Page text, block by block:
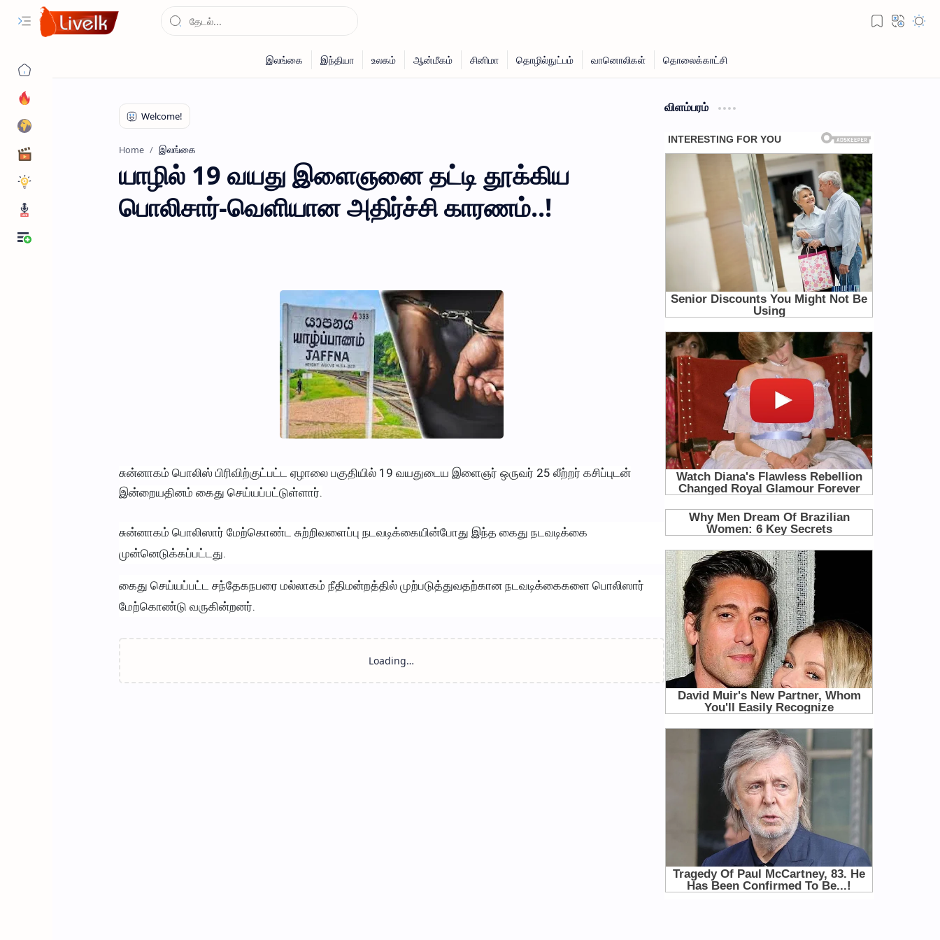
Home இலங்கை
யாழில் 19 வயது இளைஞனை தட்டி தூக்கிய
பொலிசார்-வெளியான அதிர்ச்சி காரணம்..!
சுன்னாகம் பொலிஸ் பிரிவிற்குட்பட்ட ஏழாலை பகுதியில் 19 வயதுடைய இளைஞர் ஒருவர் 25 லீற்றர் கசிப்புடன்
இன்றையதினம் கைது செய்யப்பட்டுள்ளார்.
சுன்னாகம் பொலிஸார் மேற்கொண்ட சுற்றிவளைப்பு நடவடிக்கையின்போது இந்த கைது நடவடிக்கை
முன்னெடுக்கப்பட்டது.
கைது செய்யப்பட்ட சந்தேகநபரை மல்லாகம் நீதிமன்றத்தில் முற்படுத்துவதற்கான நடவடிக்கைகளை பொலிஸார்
மேற்கொண்டு வருகின்றனர்.
விளம்பரம்